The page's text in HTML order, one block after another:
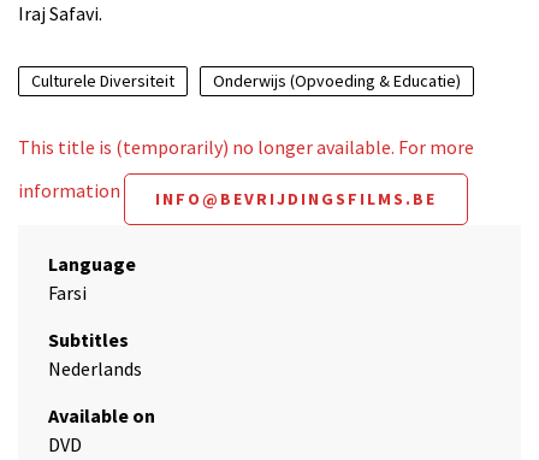
Iraj Safavi.
Culturele Diversiteit Onderwijs (Opvoeding & Educatie)
This title is (temporarily) no longer available. For more
information
INFO@BEVRIJDINGSFILMS.BE
Language
Farsi
Subtitles
Nederlands
Available on
DVD